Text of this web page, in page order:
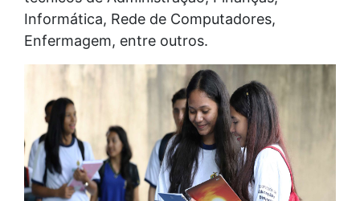
Informática, Rede de Computadores,
Enfermagem, entre outros.